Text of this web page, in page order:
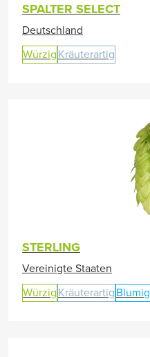
SPALTER SELECT
Deutschland
Würzig Kräuterartig
STERLING
Vereinigte Staaten
Würzig Kräuterartig Blumig